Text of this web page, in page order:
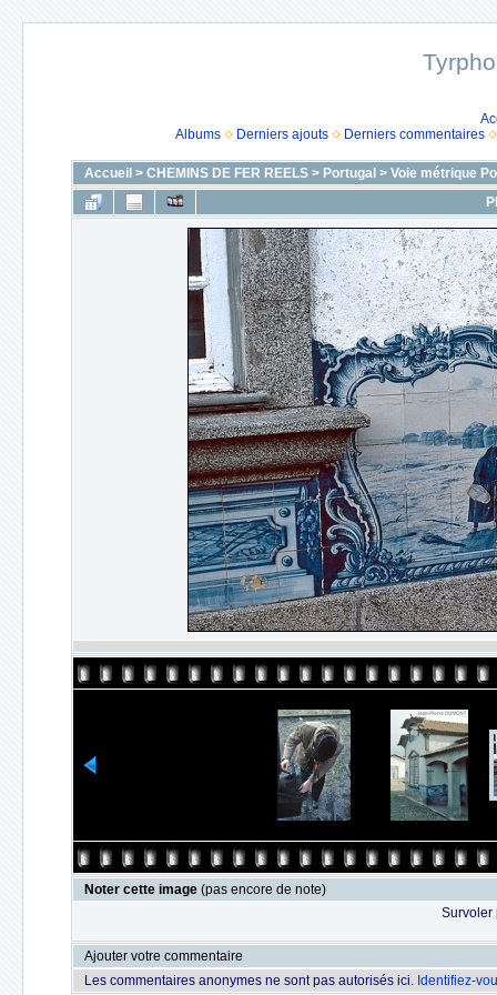
Albums
Derniers ajouts Derniers commentaires
Accueil > CHEMINS DE FER REELS> Portugal > Voie métrique
Noter cette image (pas encore de note)
Survoler
Ajouter votre commentaire
Les commentaires anonymes ne sont pas autorisés ici. Identifiez-